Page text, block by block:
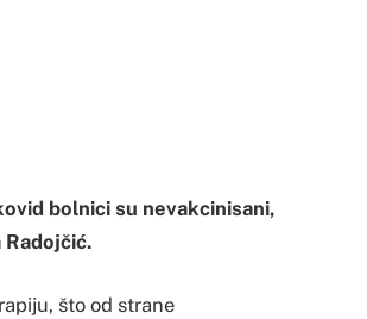
bolnici su nevakcinisani,
što od strane